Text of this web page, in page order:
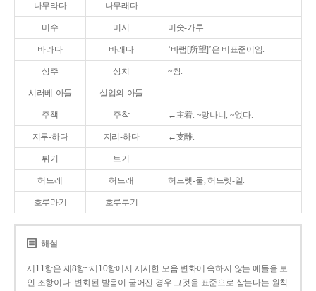
나무라다 나무래다
미수 미시 미숫-가루.
바라다 바래다 ‘바램[所望]’은 비표준어임.
상추 상치 ~쌈.
시러베-아들 실업의-아들
주책 주착 ←主着. ~망나니, ~없다.
지루-하다 지리-하다 ←支離.
튀기 트기
허드레 허드래 허드렛-물, 허드렛-일.
호루라기 호루루기
해설
제11항은 제8항~제10항에서 제시한 모음 변화에 속하지 않는 예들을 보
인 조항이다. 변화된 발음이 굳어진 경우 그것을 표준으로 삼는다는 원칙